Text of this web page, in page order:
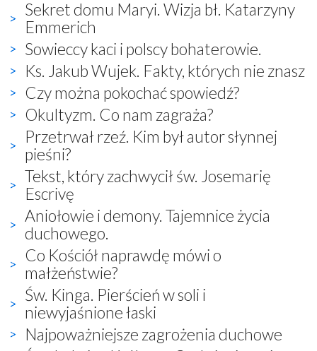
Sekret domu Maryi. Wizja bł. Katarzyny
Emmerich
Sowieccy kaci i polscy bohaterowie.
Ks. Jakub Wujek. Fakty, których nie znasz
Czy można pokochać spowiedź?
Okultyzm. Co nam zagraża?
Przetrwał rzeź. Kim był autor słynnej
pieśni?
Tekst, który zachwycił św. Josemarię
Escrivę
Aniołowie i demony. Tajemnice życia
duchowego.
Co Kościół naprawdę mówi o
małżeństwie?
Św. Kinga. Pierścień w soli i
niewyjaśnione łaski
Najpoważniejsze zagrożenia duchowe